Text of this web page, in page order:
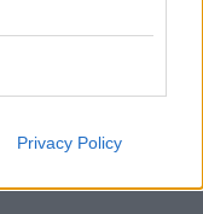
Privacy Policy